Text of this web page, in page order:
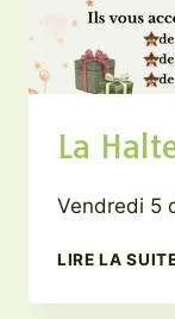
La
Vendredi 5
LIRE LA